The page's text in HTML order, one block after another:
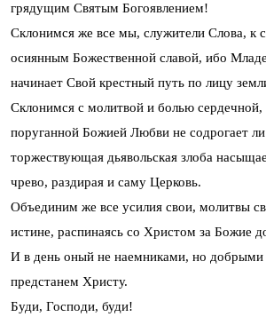
грядущим Святым Богоявлением!
Склонимся же все мы, служители Слова, к
осиянным Божественной славой, ибо
начинает Свой крестный путь по лицу
Склонимся с молитвой и болью сердечной,
поруганной Божией Любви не содрогает
торжествующая дьявольская злоба
чрево, раздирая и саму Церковь.
Объединим же все усилия свои, молитвы
истине, распинаясь со Христом за Божие
И в день оный не наемниками, но
предстанем Христу.
Буди, Господи, буди!